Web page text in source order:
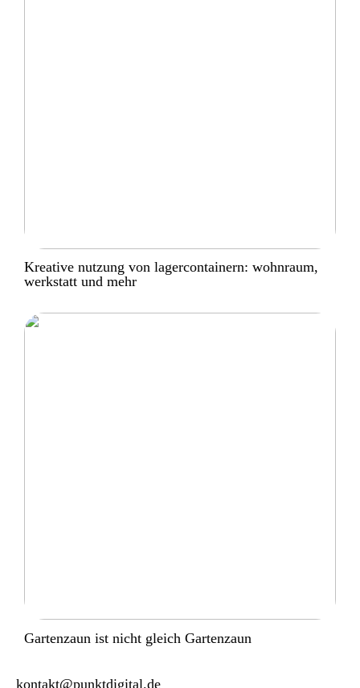
Kreative nutzung von lagercontainern: wohnraum,
werkstatt und mehr
Gartenzaun ist nicht gleich Gartenzaun
kontakt@punktdigital.de